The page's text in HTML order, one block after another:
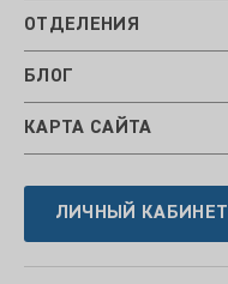
ОТДЕЛЕНИЯ
БЛОГ
КАРТА САЙТА
ЛИЧНЫЙ КАБИНЕТ